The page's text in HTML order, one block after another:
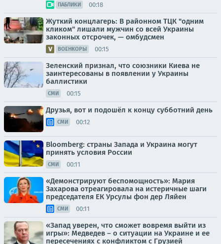
ПАБЛИКИ 00:18
Жуткий концлагерь: В районном ТЦК "одним
кликом" лишали мужчин со всей Украины
законных отсрочек, — омбудсмен
ВОЕНКОРЫ 00:15
Зеленский признал, что союзники Киева не
заинтересованы в появлении у Украины
баллистики
СМИ 00:15
Друзья, вот и подошёл к концу субботний день
СМИ 00:12
Bloomberg: страны Запада и Украина могут
принять условия России
СМИ 00:11
«Демонстрируют беспомощность»: Мария
Захарова отреагировала на истеричные шаги
председателя ЕК Урсулы фон дер Ляйен
СМИ 00:11
«Запад уверен, что сможет вовремя выйти из
игры»: Медведев – о ситуации на Украине и ее
пересечениях с конфликтом с Грузией